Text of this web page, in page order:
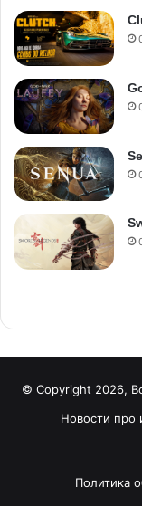
© Copyright 2026,
Новости про
Политика